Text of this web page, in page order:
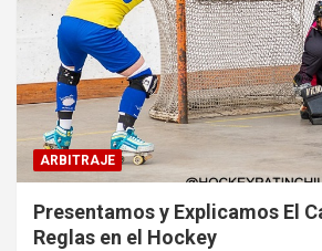
ARBITRAJE
Presentamos y Explicamos El
Reglas en el Hockey